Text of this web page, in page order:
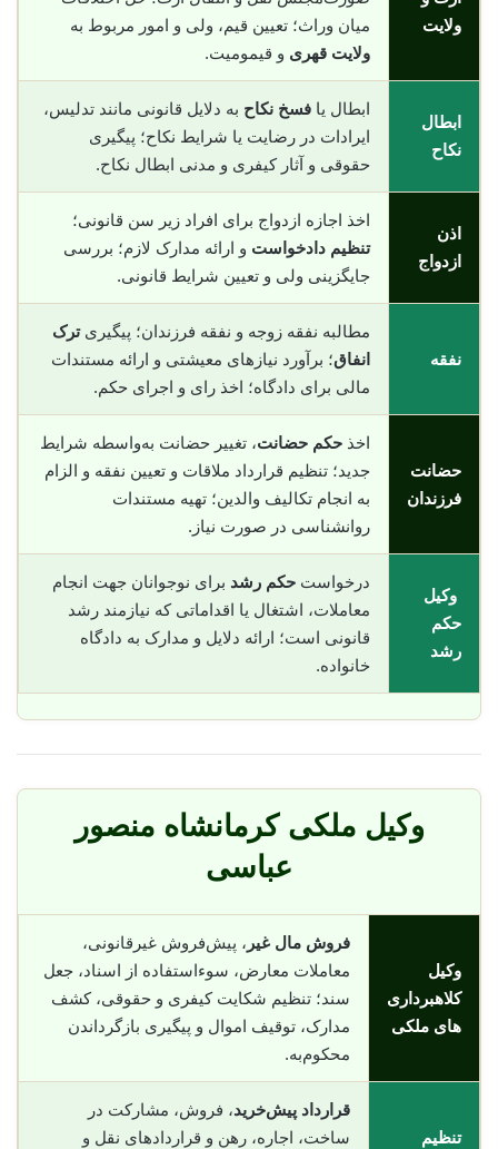
ولایت
میان وراث؛ تعیین قیم، ولی و امور مربوط به
ولایت قهری و قیمومیت.
ابطال
نکاح
ابطال یا فسخ نکاح به دلایل قانونی مانند تدلیس،
ایرادات در رضایت یا شرایط نکاح؛ پیگیری
حقوقی و آثار کیفری و مدنی ابطال نکاح.
اذن
ازدواج
اخذ اجازه ازدواج برای افراد زیر سن قانونی؛
تنظیم دادخواست و ارائه مدارک لازم؛ بررسی
جایگزینی ولی و تعیین شرایط قانونی.
نفقه
مطالبه نفقه زوجه و نفقه فرزندان؛ پیگیریترک
انفاق؛ برآورد نیازهای معیشتی و ارائه مستندات
مالی برای دادگاه؛ اخذ رای و اجرای حکم.
حضانت
فرزندان
اخذ حکم حضانت، تغییر حضانت به‌واسطه شرایط
جدید؛ تنظیم قرارداد ملاقات و تعیین نفقه و الزام
به انجام تکالیف والدین؛ تهیه مستندات
روانشناسی در صورت نیاز.
وکیل
حکم
رشد
درخواست حکم رشد برای نوجوانان جهت انجام
معاملات، اشتغال یا اقداماتی که نیازمند رشد
قانونی است؛ ارائه دلایل و مدارک به دادگاه
خانواده.
وکیل ملکی کرمانشاه منصور
عباسی
وکیل
کلاهبرداری
های ملکی
فروش مال غیر ، پیش‌فروش غیرقانونی،
معاملات معارض، سوء‌استفاده از اسناد، جعل
سند؛ تنظیم شکایت کیفری و حقوقی، کشف
مدارک، توقیف اموال و پیگیری بازگرداندن
محکوم‌به.
تنظیم
قرارداد پیش‌خرید، فروش، مشارکت در
ساخت، اجاره، رهن و قراردادهای نقل و